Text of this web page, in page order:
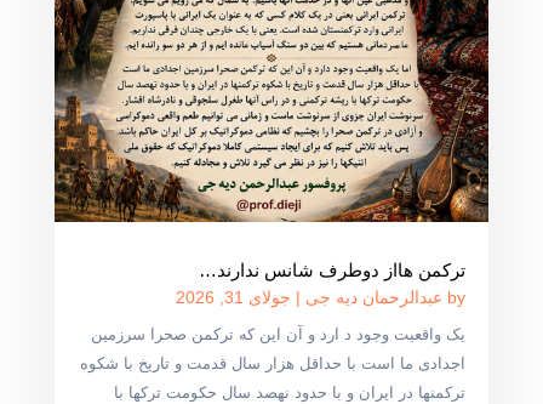
ترکمن هااز دوطرف شانس ندارند…
by عبدالرحمان دیه جی | جولای 31, 2026
یک واقعیت وجود د ارد و آن این که ترکمن صحرا سرزمین
اجدادی ما است با حداقل هزار سال قدمت و تاریخ با شکوه
ترکمنها در ایران و با حدود نهصد سال حکومت ترکها با